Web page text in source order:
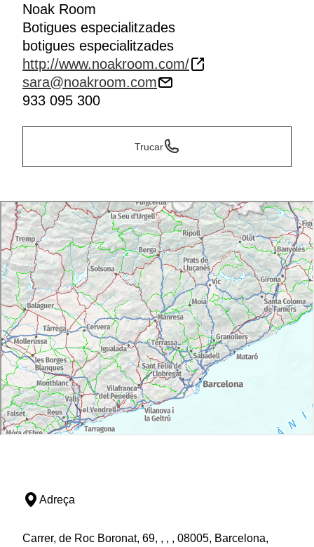
Noak Room
Botigues especialitzades
botigues especialitzades
http://www.noakroom.com/
sara@noakroom.com
933 095 300
Trucar
Adreça
Carrer, de Roc Boronat, 69, , , , 08005, Barcelona,